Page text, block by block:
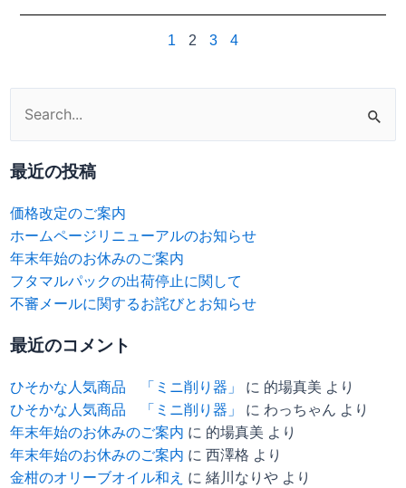
1 2 3 4
索
対
象:
最近の投稿
価格改定のご案内
ホームページリニューアルのお知らせ
年末年始のお休みのご案内
フタマルパックの出荷停止に関して
不審メールに関するお詫びとお知らせ
最近のコメント
ひそかな人気商品 「ミニ削り器」 に 的場真美 より
ひそかな人気商品 「ミニ削り器」
に わっちゃん より
年末年始のお休みのご案内 に 的場真美 より
年末年始のお休みのご案内 に 西澤格 より
金柑のオリーブオイル和え に 緒川なりや より